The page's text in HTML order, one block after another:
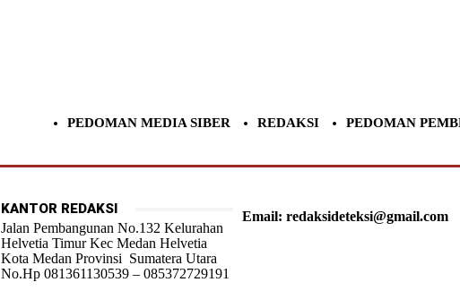
PEDOMAN MEDIA SIBER REDAKSI
PEDOMAN
KANTOR REDAKSI
Jalan Pembangunan No.132 Kelurahan
Helvetia Timur Kec Medan Helvetia
Kota Medan Provinsi Sumatera Utara
No.Hp 081361130539 – 085372729191
Email: redaksideteksi@gmail.com